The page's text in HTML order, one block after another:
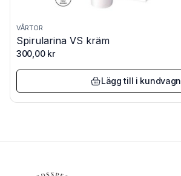
VÅRTOR
Spirularina VS kräm
300,00 kr
Lägg till i kundvagn